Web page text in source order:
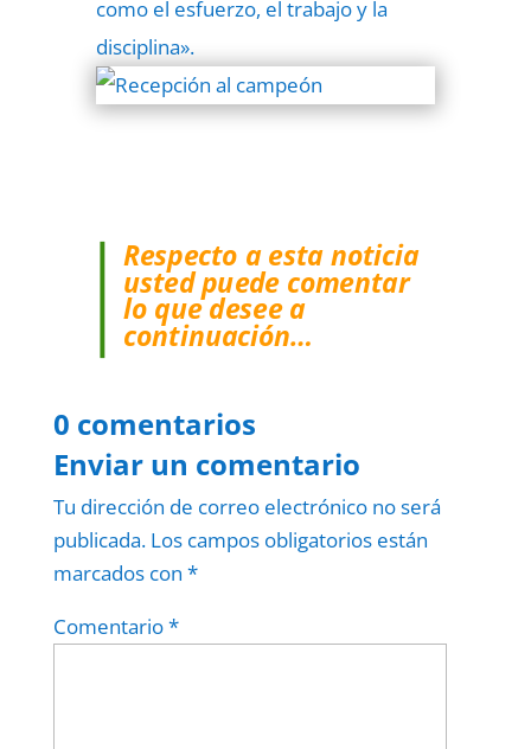
como el esfuerzo, el trabajo y la
disciplina».
Respecto a esta noticia
usted puede comentar
lo que desee a
continuación…
0 comentarios
Enviar un comentario
Tu dirección de correo electrónico no será
publicada. Los campos obligatorios están
marcados con *
Comentario*